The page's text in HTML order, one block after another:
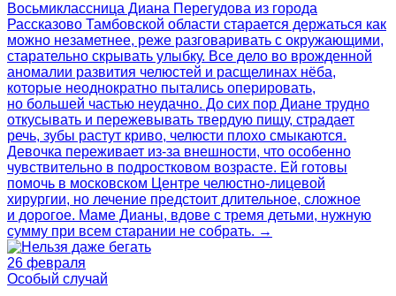
Восьмиклассница Диана Перегудова из города
Рассказово Тамбовской области старается держаться как
можно незаметнее, реже разговаривать с окружающими,
старательно скрывать улыбку. Все дело во врожденной
аномалии развития челюстей и расщелинах нёба,
которые неоднократно пытались оперировать,
но большей частью неудачно. До сих пор Диане трудно
откусывать и пережевывать твердую пищу, страдает
речь, зубы растут криво, челюсти плохо смыкаются.
Девочка переживает из-за внешности, что особенно
чувствительно в подростковом возрасте. Ей готовы
помочь в московском Центре челюстно‑лицевой
хирургии, но лечение предстоит длительное, сложное
и дорогое. Маме Дианы, вдове с тремя детьми, нужную
сумму при всем старании не собрать. →
26 февраля
Особый случай